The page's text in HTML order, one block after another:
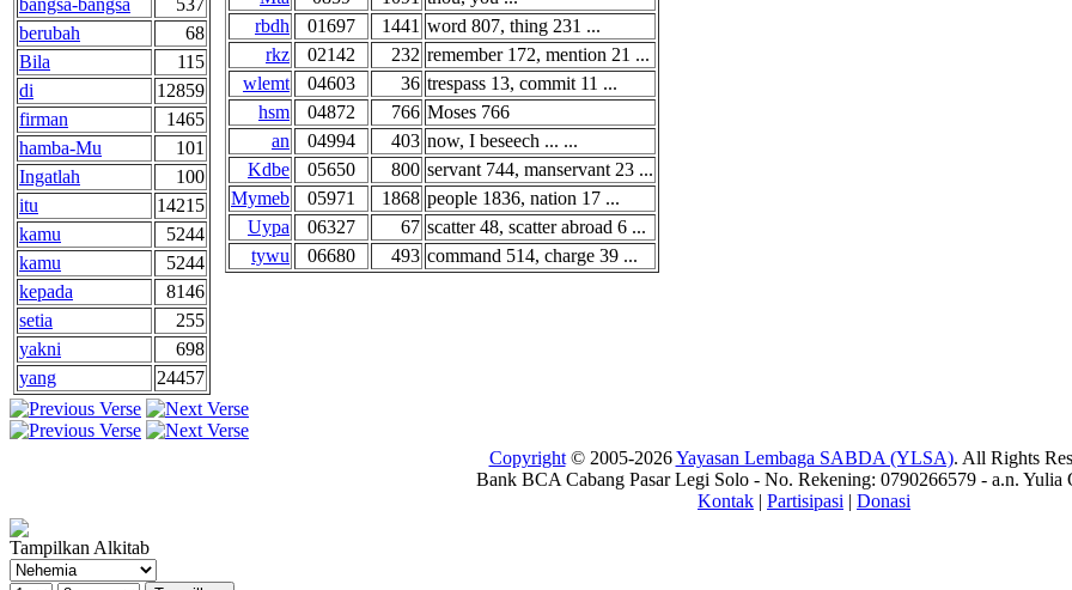
berubah
68
Bila
115
di
12859
firman
1465
hamba-Mu
101
Ingatlah
100
itu
14215
kamu
5244
kamu
5244
kepada
8146
setia
255
yakni
698
yang
24457
rbdh
01697 1441 word 807, thing 231 ...
rkz
02142 232 remember 172, mention 21 ...
wlemt
04603 36 trespass 13, commit 11 ...
hsm
04872 766 Moses 766
an
04994 403 now, I beseech ... ...
Kdbe
05650 800 servant 744, manservant 23 ...
Mymeb
05971 1868 people 1836, nation 17 ...
Uypa
06327 67 scatter 48, scatter abroad 6 ...
tywu
06680 493 command 514, charge 39 ...
Copyright© 2005-2026Yayasan Lembaga SABDA (YLSA). All Rights
Bank BCA Cabang Pasar Legi Solo - No. Rekening: 0790266579 - a.n. Yulia
Kontak | Partisipasi | Donasi
Tampilkan Alkitab